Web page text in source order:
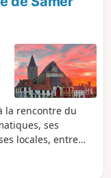
la rencontre du
ses
locales, entre